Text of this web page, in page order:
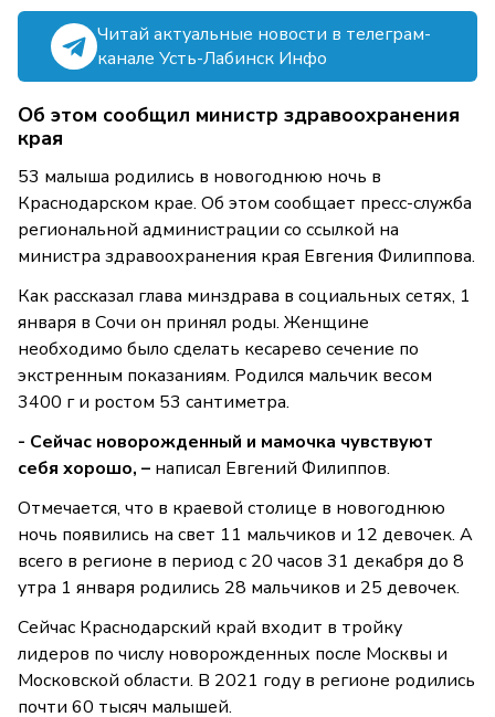
Читай актуальные новости в телеграм-
канале Усть-Лабинск Инфо
Об этом сообщил министр здравоохранения
края
53 малыша родились в новогоднюю ночь в
Краснодарском крае. Об этом сообщает пресс-служба
региональной администрации со ссылкой на
министра здравоохранения края Евгения Филиппова.
Как рассказал глава минздрава в социальных сетях, 1
января в Сочи он принял роды. Женщине
необходимо было сделать кесарево сечение по
экстренным показаниям. Родился мальчик весом
3400 г и ростом 53 сантиметра.
- Сейчас новорожденный и мамочка чувствуют
себя хорошо, – написал Евгений Филиппов.
Отмечается, что в краевой столице в новогоднюю
ночь появились на свет 11 мальчиков и 12 девочек. А
всего в регионе в период с 20 часов 31 декабря до 8
утра 1 января родились 28 мальчиков и 25 девочек.
Сейчас Краснодарский край входит в тройку
лидеров по числу новорожденных после Москвы и
Московской области. В 2021 году в регионе родились
почти 60 тысяч малышей.